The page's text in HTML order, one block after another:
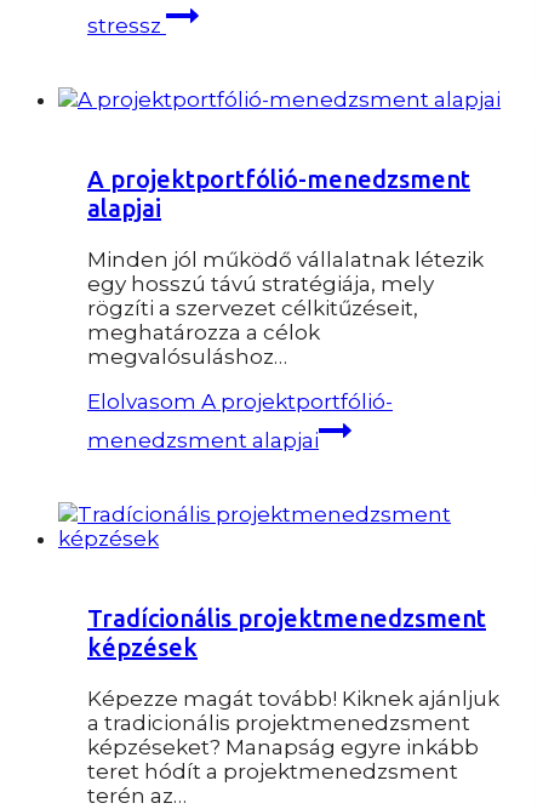
stressz
A projektportfólió-menedzsment
alapjai
Minden jól működő vállalatnak létezik
egy hosszú távú stratégiája, mely
rögzíti a szervezet célkitűzéseit,
meghatározza a célok
megvalósuláshoz…
Elolvasom A projektportfólió-
menedzsment alapjai
Tradícionális projektmenedzsment
képzések
Képezze magát tovább! Kiknek ajánljuk
a tradicionális projektmenedzsment
képzéseket​? Manapság egyre inkább
teret hódít a projektmenedzsment
terén az…